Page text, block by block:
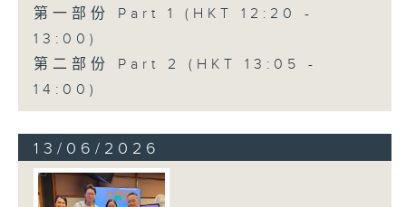
第一部份 Part 1 (HKT 12:20 -
13:00)
第二部份 Part 2 (HKT 13:05 -
14:00)
13/06/2026